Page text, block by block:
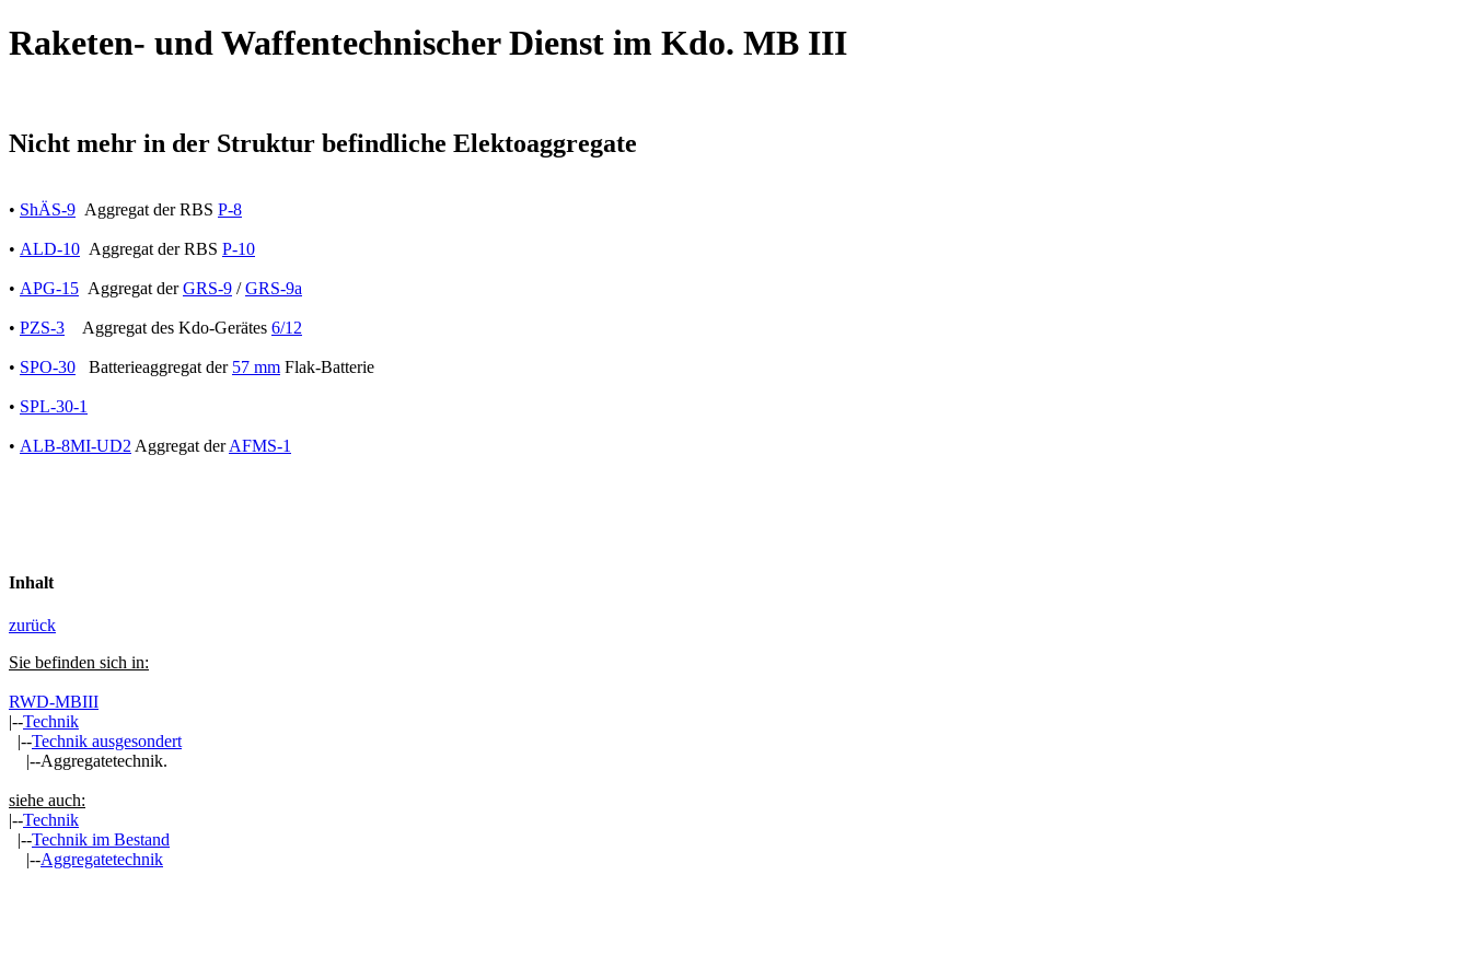
Raketen- und Waffentechnischer Dienst im Kdo. MB III
Nicht mehr in der Struktur befindliche Elektoaggregate
• ShÄS-9 Aggregat der RBS P-8
• ALD-10 Aggregat der RBS P-10
• APG-15 Aggregat derGRS-9 /GRS-9a
• PZS-3 Aggregat des Kdo-Gerätes 6/12
• SPO-30 Batterieaggregat der 57 mm Flak-Batterie
• SPL-30-1
• ALB-8MI-UD2 Aggregat derAFMS-1
Inhalt
zurück
Sie befinden sich in:
RWD-MBIII
|--Technik
|--Technik ausgesondert
|--Aggregatetechnik.
siehe auch:
|--Technik
|--Technik im Bestand
|--Aggregatetechnik